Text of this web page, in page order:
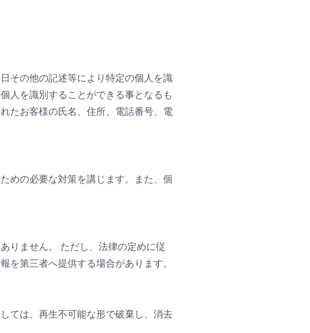
その他の記述等により特定の個人を識
人を識別することができる事となるも
たお客様の氏名、住所、電話番号、電
めの必要な対策を講じます。また、個
りません。 ただし、法律の定めに従
を第三者へ提供する場合があります。
ては、再生不可能な形で破棄し、消去